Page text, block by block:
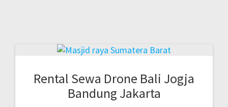
Rental Sewa Drone Bali Jogja
Bandung Jakarta